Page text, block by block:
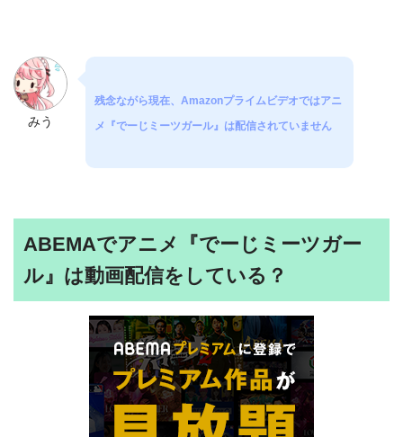
みう
残念ながら現在、Amazonプライムビデオではアニ
メ『でーじミーツガール』は配信されていません
ABEMAでアニメ『でーじミーツガー
ル』は動画配信をしている？